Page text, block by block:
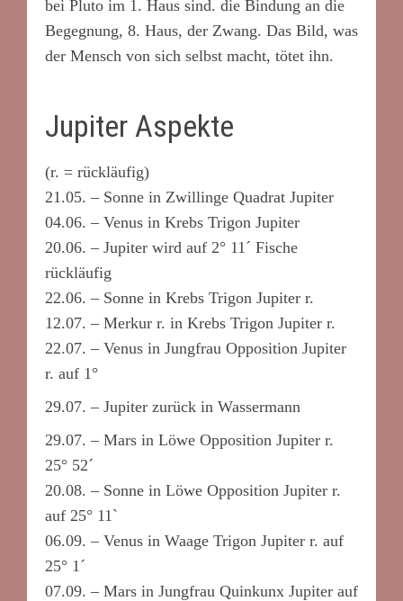
bei Pluto im 1. Haus sind. die Bindung an die
Begegnung, 8. Haus, der Zwang. Das Bild, was
der Mensch von sich selbst macht, tötet ihn.
Jupiter Aspekte
(r. = rückläufig)
21.05. – Sonne in Zwillinge Quadrat Jupiter
04.06. – Venus in Krebs Trigon Jupiter
20.06. – Jupiter wird auf 2° 11´ Fische
rückläufig
22.06. – Sonne in Krebs Trigon Jupiter r.
12.07. – Merkur r. in Krebs Trigon Jupiter r.
22.07. – Venus in Jungfrau Opposition Jupiter
r. auf 1°
29.07. – Jupiter zurück in Wassermann
29.07. – Mars in Löwe Opposition Jupiter r.
25° 52´
20.08. – Sonne in Löwe Opposition Jupiter r.
auf 25° 11`
06.09. – Venus in Waage Trigon Jupiter r. auf
25° 1´
07.09. – Mars in Jungfrau Quinkunx Jupiter auf